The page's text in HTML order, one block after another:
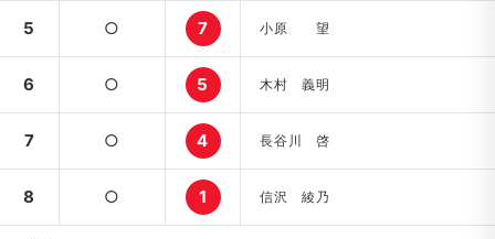
5 ○ 7 小原 望
6 ○ 5 木村 義明
7 ○ 4 長谷川 啓
8 ○ 1 信沢 綾乃